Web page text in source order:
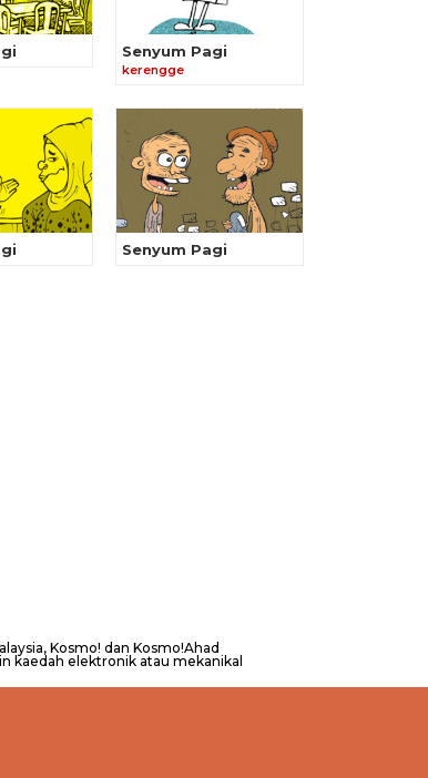
Senyum Pagi
kerengge
Senyum Pagi
Kosmo! dan Kosmo!Ahad
kaedah elektronik atau mekanikal